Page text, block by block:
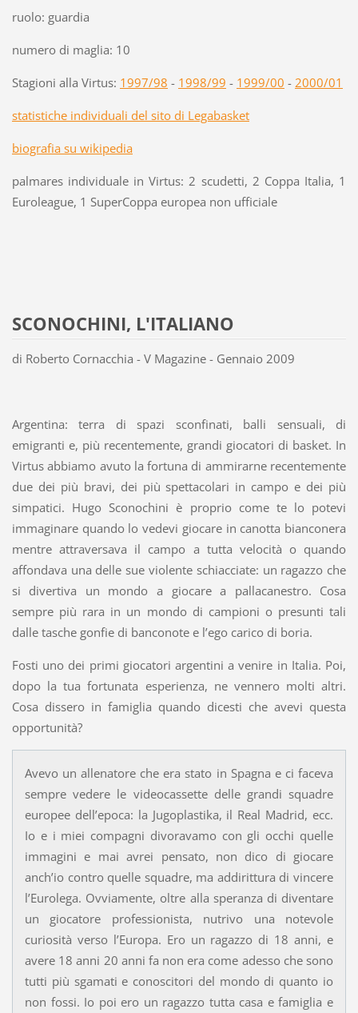
ruolo: guardia
numero di maglia: 10
Stagioni alla Virtus: 1997/98 - 1998/99 - 1999/00 - 2000/01
statistiche individuali del sito di Legabasket
biografia su wikipedia
palmares individuale in Virtus: 2 scudetti, 2 Coppa Italia, 1
Euroleague, 1 SuperCoppa europea non ufficiale
SCONOCHINI, L'ITALIANO
di Roberto Cornacchia - V Magazine - Gennaio 2009
Argentina: terra di spazi sconfinati, balli sensuali, di
emigranti e, più recentemente, grandi giocatori di basket. In
Virtus abbiamo avuto la fortuna di ammirarne recentemente
due dei più bravi, dei più spettacolari in campo e dei più
simpatici. Hugo Sconochini è proprio come te lo potevi
immaginare quando lo vedevi giocare in canotta bianconera
mentre attraversava il campo a tutta velocità o quando
affondava una delle sue violente schiacciate: un ragazzo che
si divertiva un mondo a giocare a pallacanestro. Cosa
sempre più rara in un mondo di campioni o presunti tali
dalle tasche gonfie di banconote e l’ego carico di boria.
Fosti uno dei primi giocatori argentini a venire in Italia. Poi,
dopo la tua fortunata esperienza, ne vennero molti altri.
Cosa dissero in famiglia quando dicesti che avevi questa
opportunità?
Avevo un allenatore che era stato in Spagna e ci faceva
sempre vedere le videocassette delle grandi squadre
europee dell’epoca: la Jugoplastika, il Real Madrid, ecc.
Io e i miei compagni divoravamo con gli occhi quelle
immagini e mai avrei pensato, non dico di giocare
anch’io contro quelle squadre, ma addirittura di vincere
l’Eurolega. Ovviamente, oltre alla speranza di diventare
un giocatore professionista, nutrivo una notevole
curiosità verso l’Europa. Ero un ragazzo di 18 anni, e
avere 18 anni 20 anni fa non era come adesso che sono
tutti più sgamati e conoscitori del mondo di quanto io
non fossi. Io poi ero un ragazzo tutta casa e famiglia e